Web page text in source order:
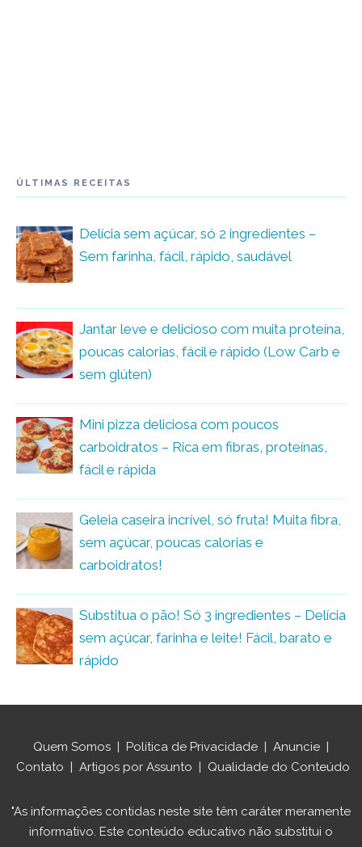
ÚLTIMAS RECEITAS
Delícia sem açúcar, só 2 ingredientes –
Sem farinha, fácil, rápido, saudável
Jantar leve e delicioso com muita proteína,
poucas calorias, fácil e rápido (Low Carb e
sem glúten)
Mini pizza deliciosa com poucos
carboidratos – Rica em fibras, proteínas,
fácil e rápida
Geleia caseira incrível, só fruta! Muita fibra,
sem açúcar, poucas calorias e
carboidratos!
Substitua o pão! Só 3 ingredientes – Delícia
sem açúcar, farinha e leite! Fácil, barato e
rápido
Quem Somos | Política de Privacidade | Anuncie |
Contato | Artigos por Assunto | Qualidade do Conteúdo
"As informações contidas neste site têm caráter meramente
informativo. Este conteúdo educativo não substitui o